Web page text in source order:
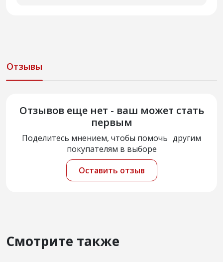
Отзывы
Отзывов еще нет - ваш может стать
первым
Поделитесь мнением, чтобы помочь другим
покупателям в выборе
Оставить отзыв
Смотрите также